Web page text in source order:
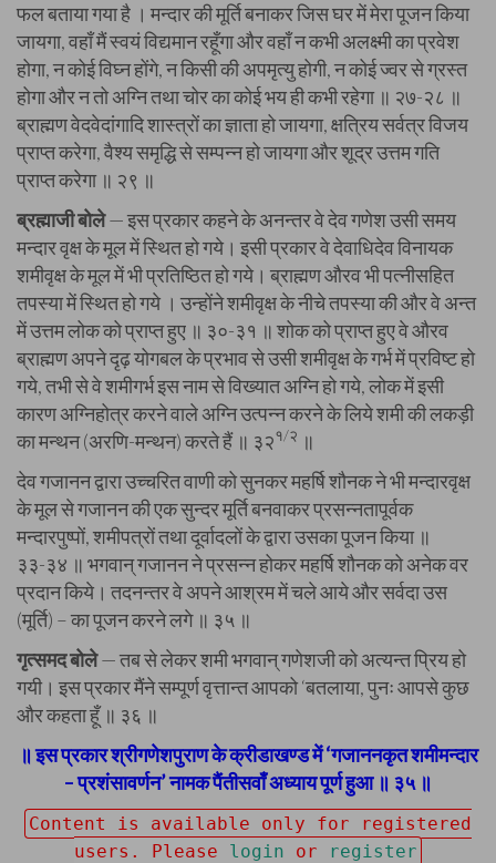
फल बताया गया है । मन्दार की मूर्ति बनाकर जिस घर में मेरा पूजन किया
जायगा, वहाँ मैं स्वयं विद्यमान रहूँगा और वहाँ न कभी अलक्ष्मी का प्रवेश
होगा, न कोई विघ्न होंगे, न किसी की अपमृत्यु होगी, न कोई ज्वर से ग्रस्त
होगा और न तो अग्नि तथा चोर का कोई भय ही कभी रहेगा ॥ २७-२८ ॥
ब्राह्मण वेदवेदांगादि शास्त्रों का ज्ञाता हो जायगा, क्षत्रिय सर्वत्र विजय
प्राप्त करेगा, वैश्य समृद्धि से सम्पन्न हो जायगा और शूद्र उत्तम गति
प्राप्त करेगा ॥ २९ ॥
ब्रह्माजी बोले— इस प्रकार कहने के अनन्तर वे देव गणेश उसी समय
मन्दार वृक्ष के मूल में स्थित हो गये। इसी प्रकार वे देवाधिदेव विनायक
शमीवृक्ष के मूल में भी प्रतिष्ठित हो गये। ब्राह्मण औरव भी पत्नीसहित
तपस्या में स्थित हो गये । उन्होंने शमीवृक्ष के नीचे तपस्या की और वे अन्त
में उत्तम लोक को प्राप्त हुए ॥ ३०-३१ ॥ शोक को प्राप्त हुए वे औरव
ब्राह्मण अपने दृढ़ योगबल के प्रभाव से उसी शमीवृक्ष के गर्भ में प्रविष्ट हो
गये, तभी से वे शमीगर्भ इस नाम से विख्यात अग्नि हो गये, लोक में इसी
कारण अग्निहोत्र करने वाले अग्नि उत्पन्न करने के लिये शमी की लकड़ी
का मन्थन (अरणि-मन्थन) करते हैं ॥ ३२१/२ ॥
देव गजानन द्वारा उच्चरित वाणी को सुनकर महर्षि शौनक ने भी मन्दारवृक्ष
के मूल से गजानन की एक सुन्दर मूर्ति बनवाकर प्रसन्नतापूर्वक
मन्दारपुष्पों, शमीपत्रों तथा दूर्वादलों के द्वारा उसका पूजन किया ॥
३३-३४ ॥ भगवान् गजानन ने प्रसन्न होकर महर्षि शौनक को अनेक वर
प्रदान किये। तदनन्तर वे अपने आश्रम में चले आये और सर्वदा उस
(मूर्ति) – का पूजन करने लगे ॥ ३५ ॥
गृत्समद बोले— तब से लेकर शमी भगवान् गणेशजी को अत्यन्त प्रिय हो
गयी। इस प्रकार मैंने सम्पूर्ण वृत्तान्त आपको ‘बतलाया, पुनः आपसे कुछ
और कहता हूँ ॥ ३६ ॥
॥ इस प्रकार श्रीगणेशपुराण के क्रीडाखण्ड में ‘गजाननकृत शमीमन्दार
– प्रशंसावर्णन’ नामक पैंतीसवाँ अध्याय पूर्ण हुआ ॥ ३५ ॥
Content is available only for registered
users. Please login or register